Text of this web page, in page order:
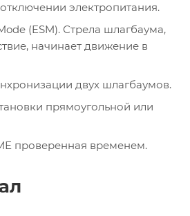
электропитания.
(ESM). Стрела шлагбаума,
начинает движение в
двух шлагбаумов.
прямоугольной или
проверенная временем.